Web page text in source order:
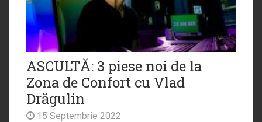
ASCULTĂ: 3 piese noi de la
Zona de Confort cu Vlad
Drăgulin
15 Septembrie 2022